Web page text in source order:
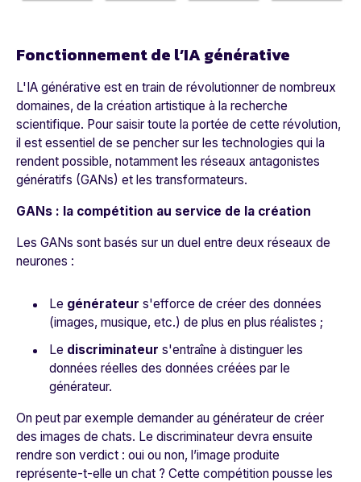
Fonctionnement de l’IA générative
L'IA générative est en train de révolutionner de nombreux
domaines, de la création artistique à la recherche
scientifique. Pour saisir toute la portée de cette révolution,
il est essentiel de se pencher sur les technologies qui la
rendent possible, notamment les réseaux antagonistes
génératifs (GANs) et les transformateurs.
GANs : la compétition au service de la création
Les GANs sont basés sur un duel entre deux réseaux de
neurones :
Le générateur s'efforce de créer des données
(images, musique, etc.) de plus en plus réalistes ;
Le discriminateur s'entraîne à distinguer les
données réelles des données créées par le
générateur.
On peut par exemple demander au générateur de créer
des images de chats. Le discriminateur devra ensuite
rendre son verdict : oui ou non, l’image produite
représente-t-elle un chat ? Cette compétition pousse les